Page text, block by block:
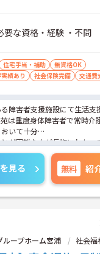
な資格・経験 ・不問
住宅手当・補助
無資格OK
績あり
社会保険完備 交通費
障害者支援施設にて生活支
は重度身体障害者で常時介
いて十分
が困難な人が長期にわたっ
。無資格・未経験の方でも
興味ある方には、面接対策
細をお話しいたしますので
。
見る 無料 紹
ループホーム宮浦 社会福